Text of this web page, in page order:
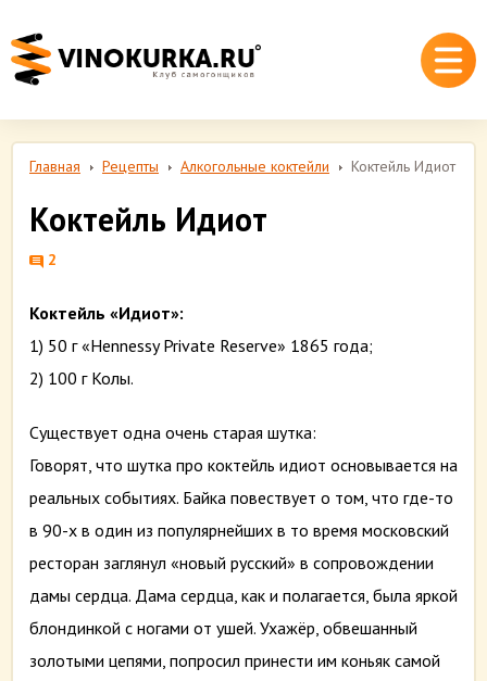
Главная Рецепты Алкогольные коктейли Коктейль Идиот
Коктейль Идиот
2
Коктейль «Идиот»:
1) 50 г «Hennessy Private Reserve» 1865 года;
2) 100 г Колы.
Существует одна очень старая шутка:
Говорят, что шутка про коктейль идиот основывается на
реальных событиях. Байка повествует о том, что где-то
в 90-х в один из популярнейших в то время московский
ресторан заглянул «новый русский» в сопровождении
дамы сердца. Дама сердца, как и полагается, была яркой
блондинкой с ногами от ушей. Ухажёр, обвешанный
золотыми цепями, попросил принести им коньяк самой